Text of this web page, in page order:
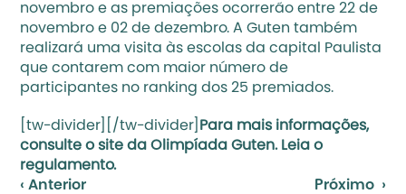
novembro e as premiações ocorrerão entre 22 de
novembro e 02 de dezembro. A Guten também
realizará uma visita às escolas da capital Paulista
que contarem com maior número de
participantes no ranking dos 25 premiados.
[tw-divider][/tw-divider] Para mais informações,
consulte o site da Olimpíada Guten. Leia o
regulamento.
‹ Anterior
Próximo  ›